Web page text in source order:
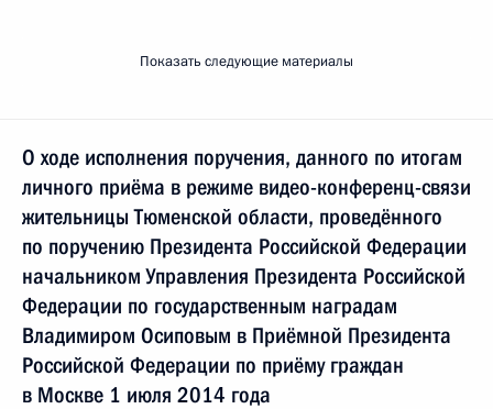
Показать следующие материалы
О ходе исполнения поручения, данного по итогам
личного приёма в режиме видео-конференц-связи
жительницы Тюменской области, проведённого
по поручению Президента Российской Федерации
начальником Управления Президента Российской
Федерации по государственным наградам
Владимиром Осиповым в Приёмной Президента
Российской Федерации по приёму граждан
в Москве 1 июля 2014 года